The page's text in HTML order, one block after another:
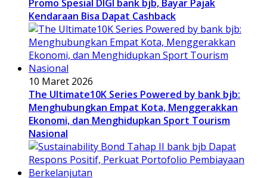
Promo Spesial DIGI bank bjb, Bayar Pajak
Kendaraan Bisa Dapat Cashback
10 Maret 2026
The Ultimate10K Series Powered by bank bjb:
Menghubungkan Empat Kota, Menggerakkan
Ekonomi, dan Menghidupkan Sport Tourism
Nasional